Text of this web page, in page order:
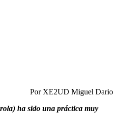
Por XE2UD Miguel Dario
ha sido una práctica muy